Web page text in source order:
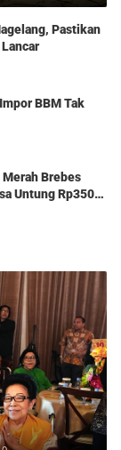
Pastikan
BBM Tak
Brebes
Untung Rp350